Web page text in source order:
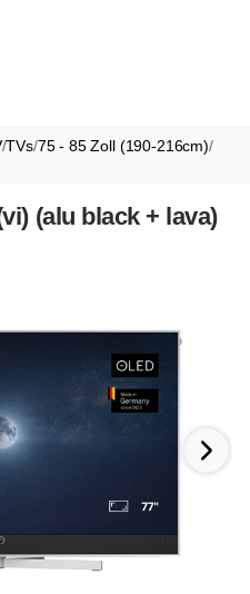
/TVs/75 - 85 Zoll (190-216cm)/
(alu black + lava)